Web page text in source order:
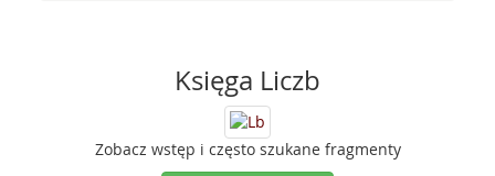
Księga Liczb
Zobacz wstęp i często szukane fragmenty